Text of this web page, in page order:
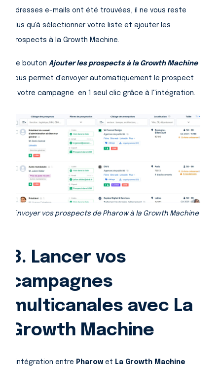
adresses e-mails ont été trouvées, il ne vous reste
plus qu'à sélectionner votre liste et ajouter les
prospects à la Growth Machine.
Ce boutonAjouter les prospects à la Growth Machine
vous permet d'envoyer automatiquement le prospect
à votre campagne en 1 seul clic grâce à l''intégration.
Envoyer vos prospects de Pharow à la Growth Machine
3. Lancer vos
campagnes
multicanales avec La
Growth Machine
L’intégration entre Pharowet La Growth Machine